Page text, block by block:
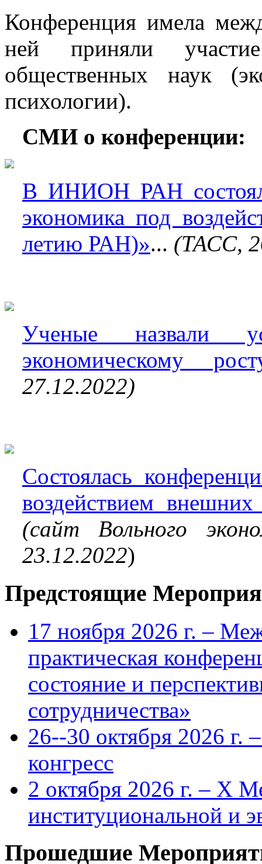
Конференция имела
ней приняли
общественных наук
психологии).
СМИ о конференции:
В ИНИОН РАН
экономика под
летию РАН)»... (ТАСС,
Ученые назвали
экономическому
27.12.2022)
Состоялась
воздействием
(cайт Вольного
23.12.2022)
Предстоящие
17 ноября 2026 г. –
практическая
состояние и
сотрудничества»
26--30 октября 2026 г.
конгресс
2 октября 2026 г. – X
институциональной и
Прошедшие